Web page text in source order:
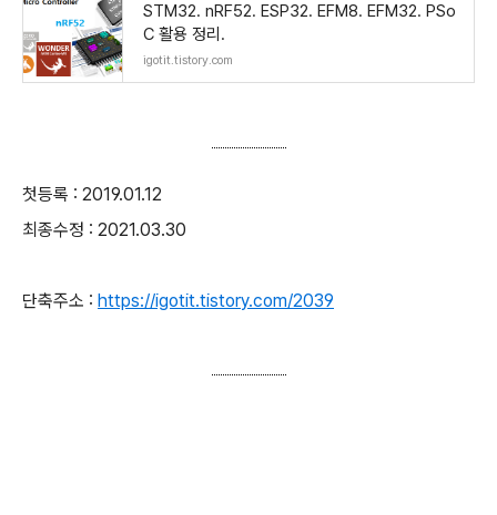
STM32. nRF52. ESP32. EFM8. EFM32. PSo
C 활용 정리.
igotit.tistory.com
첫등록 : 2019.01.12
최종수정 : 2021.03.30
단축주소 : https://igotit.tistory.com/2039